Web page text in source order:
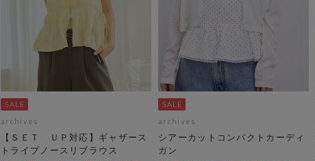
archives
【ＳＥＴ ＵＰ対応】ギャザース
トライプノースリブラウス
archives
シアーカットコンパクトカーディ
ガン